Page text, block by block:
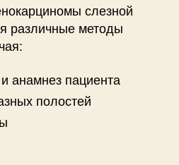
слезной
различные методы
анамнез пациента
полостей